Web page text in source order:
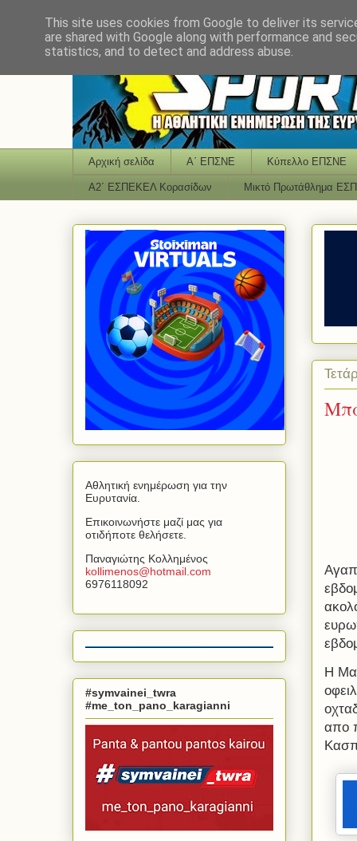
Αρχική σελίδα Α΄ ΕΠΣΝΕ Κύπελλο ΕΠΣΝΕ
Α2΄ ΕΣΠΕΚΕΛ Κορασίδων Μικτό Πρωτάθλημα
Η
απο
Αθλητική ενημέρωση για την
Ευρυτανία.
Επικοινωνήστε μαζί μας για
οτιδήποτε θελήσετε.
Παναγιώτης Κολλημένος
kollimenos@hotmail com
6976118092
#symvainei_twra
#me_ton_pano_karagianni
This site uses cookies from Google to deliver its
are shared with Google along with performance and
statistics, and to detect and address abuse.